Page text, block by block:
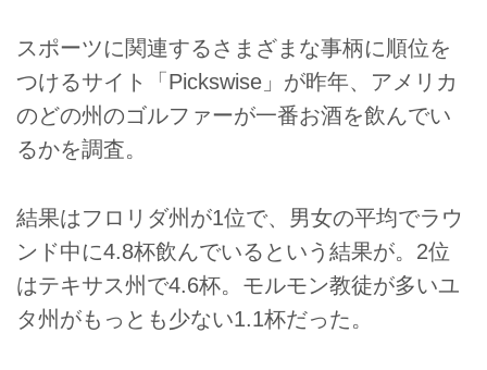
スポーツに関連するさまざまな事柄に順位を
つけるサイト「Pickswise」が昨年、アメリカ
のどの州のゴルファーが一番お酒を飲んでい
るかを調査。
結果はフロリダ州が1位で、男女の平均でラウ
ンド中に4.8杯飲んでいるという結果が。2位
はテキサス州で4.6杯。モルモン教徒が多いユ
タ州がもっとも少ない1.1杯だった。